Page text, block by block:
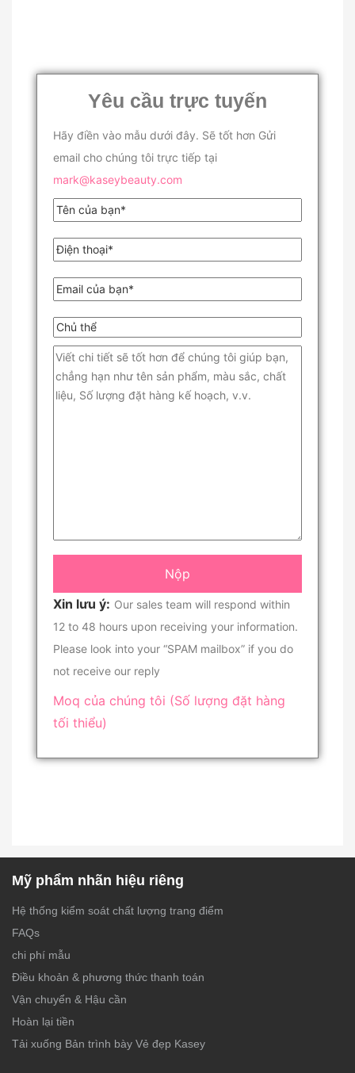
Yêu cầu trực tuyến
Hãy điền vào mẫu dưới đây. Sẽ tốt hơn Gửi
email cho chúng tôi trực tiếp tại
mark@kaseybeauty.com
Xin lưu ý: Our sales team will respond within
12 to 48 hours upon receiving your information.
Please look into your “SPAM mailbox” if you do
not receive our reply
Moq của chúng tôi (Số lượng đặt hàng
tối thiểu)
Mỹ phẩm nhãn hiệu riêng
Hệ thống kiểm soát chất lượng trang điểm
FAQs
chi phí mẫu
Điều khoản & phương thức thanh toán
Vận chuyển & Hậu cần
Hoàn lại tiền
Tải xuống Bản trình bày Vẻ đẹp Kasey